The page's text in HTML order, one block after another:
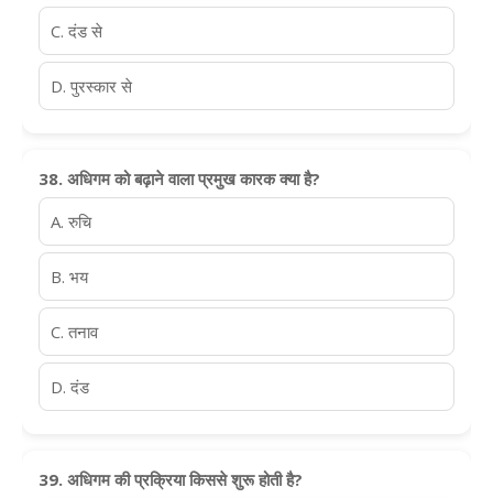
C. दंड से
D. पुरस्कार से
38. अधिगम को बढ़ाने वाला प्रमुख कारक क्या है?
A. रुचि
B. भय
C. तनाव
D. दंड
39. अधिगम की प्रक्रिया किससे शुरू होती है?